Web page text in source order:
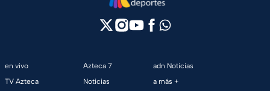
en vivo
TV Azteca
Azteca 7
Noticias
adn Noticias
a más +